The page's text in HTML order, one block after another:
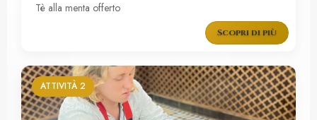
Tè alla menta offerto
Scopri di più
ATTIVITÀ 2